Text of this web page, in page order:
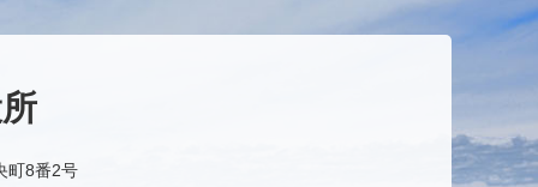
町8番2号